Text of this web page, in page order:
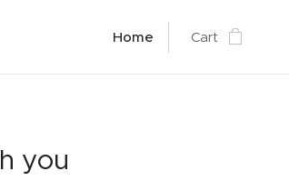
Home Cart
you